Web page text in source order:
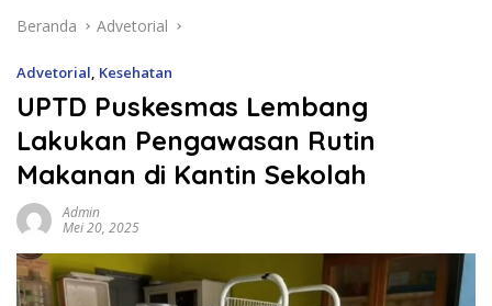
Beranda Advetorial
Advetorial Kesehatan
UPTD Puskesmas Lembang
Lakukan Pengawasan Rutin
Makanan di Kantin Sekolah
Admin
Mei 20, 2025